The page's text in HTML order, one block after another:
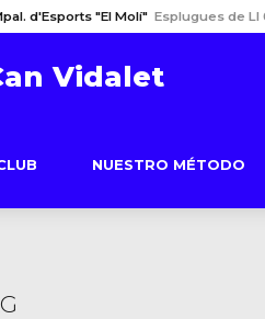
d'Esports "El Molí" Esplugues de Ll
Vidalet
NUESTRO MÉTODO